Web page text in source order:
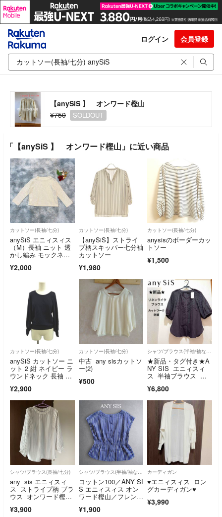
ログイン 会員登録
【anySiS 】 オンワード樫山
¥750
SOLDOUT
「【anySiS 】 オンワード樫山」に近い商品
カットソー(長袖/七分)
anySiS エニィスィス
（M）長袖 ニット 透
かし編み モックネッ
¥2,000
カットソー(長袖/七分)
【anySiS】ストライ
プ柄スキッパー七分袖
カットソー
¥1,980
カットソー(長袖/七分)
anysisのボーダーカッ
トソー
¥1,500
カットソー(長袖/七分)
anySiS カットソー ニ
ット 2 紺 ネイビー ラ
ウンドネック 長袖 リ
¥2,900
カットソー(長袖/七分)
中古 any sisカットソ
ー(2)
¥500
シャツ/ブラウス(半袖/袖なし)
★新品・タグ付き★A
NY SIS エニィスィ
ス 半袖ブラウス 刺
¥6,800
シャツ/ブラウス(長袖/七分)
any sis エニィスィ
ス ストライプ柄 ブラ
ウス オンワード樫
¥3,900
シャツ/ブラウス(半袖/袖なし)
コットン100／ANY SI
S エニィスィス オン
ワード樫山／フレンチ
トライプ ペプラ
¥1,900
カーディガン
♥︎エニィスィス ロン
グカーディガン♥︎
¥3,990